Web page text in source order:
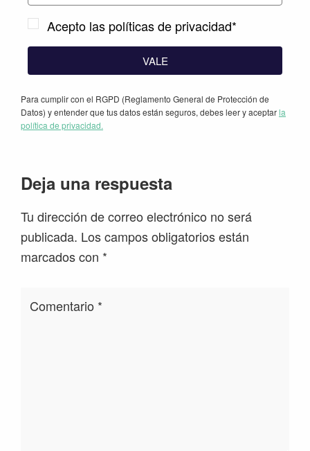
Acepto las políticas de privacidad*
VALE
Para cumplir con el RGPD (Reglamento General de Protección de
Datos) y entender que tus datos están seguros, debes leer y aceptarla
política de privacidad.
Interacciones
los
lectores
Deja una respuesta
Tu dirección de correo electrónico no será
publicada. Los campos obligatorios están
marcados con *